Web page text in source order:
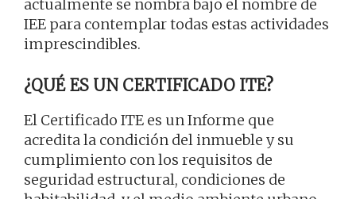
actualmente se nombra bajo el nombre de
IEE para contemplar todas estas actividades
imprescindibles.
¿QUÉ ES UN CERTIFICADO ITE?
El Certificado ITE es un Informe que
acredita la condición del inmueble y su
cumplimiento con los requisitos de
seguridad estructural, condiciones de